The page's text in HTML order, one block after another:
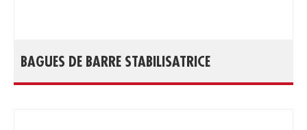
BAGUES DE BARRE STABILISATRICE